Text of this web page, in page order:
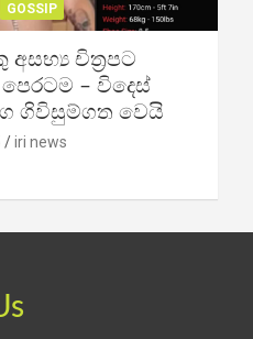
GOSSIP
අසභ්‍ය චිත්‍රපට
– විදෙස්
ගිවිසුම්ගත වෙයි
iri news